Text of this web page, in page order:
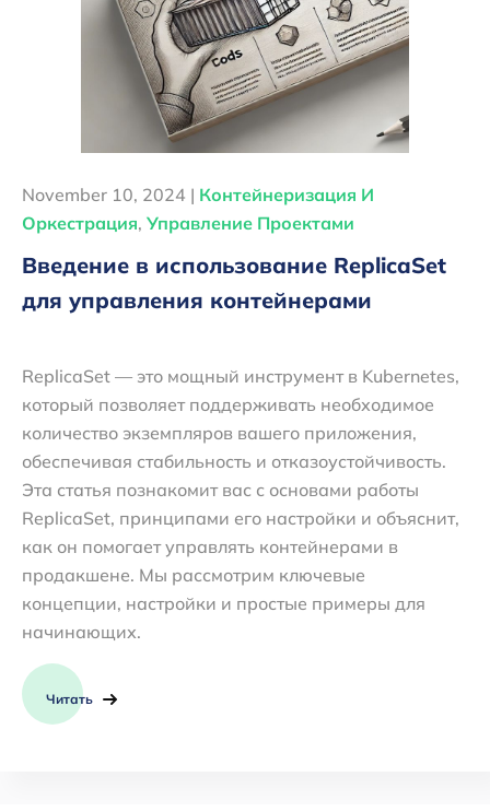
November 10, 2024 | Контейнеризация И
Оркестрация, Управление Проектами
Введение в использование ReplicaSet
для управления контейнерами
ReplicaSet — это мощный инструмент в Kubernetes,
который позволяет поддерживать необходимое
количество экземпляров вашего приложения,
обеспечивая стабильность и отказоустойчивость.
Эта статья познакомит вас с основами работы
ReplicaSet, принципами его настройки и объяснит,
как он помогает управлять контейнерами в
продакшене. Мы рассмотрим ключевые
концепции, настройки и простые примеры для
начинающих.
Читать